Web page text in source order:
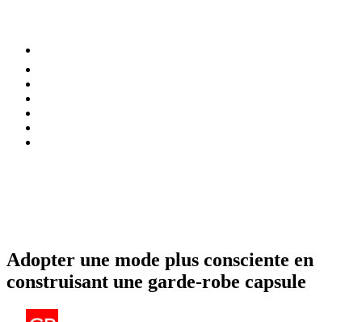
Adopter une mode plus consciente en
construisant une garde-robe capsule